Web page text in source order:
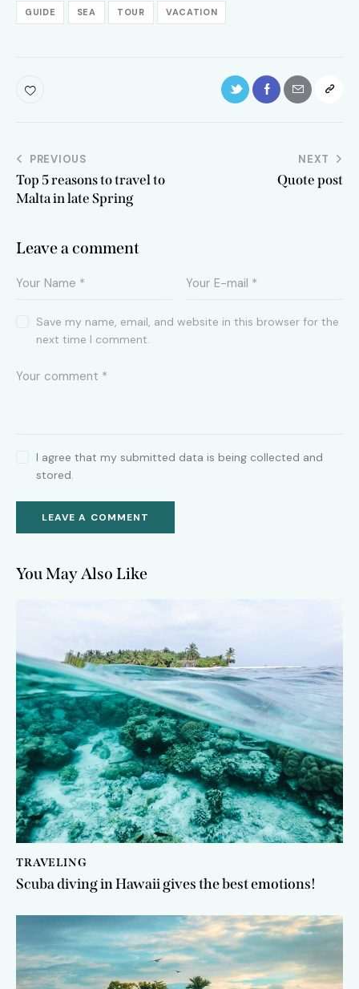
GUIDE SEA TOUR VACATION
Post
navigation
PREVIOUS
Top 5 reasons to travel to
Malta in late Spring
NEXT
Quote post
Leave a comment
Save my name, email, and website in this browser for the
next time I comment.
I agree that my submitted data is being collected and
stored.
You May Also Like
TRAVELING
Scuba diving in Hawaii gives the best emotions!